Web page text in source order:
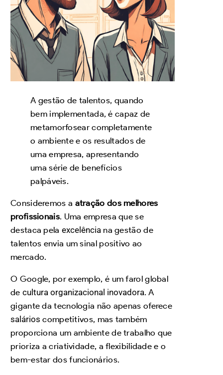
A gestão de talentos, quando
bem implementada, é capaz de
metamorfosear completamente
o ambiente e os resultados de
uma empresa, apresentando
uma série de benefícios
palpáveis.
Consideremos a atração dos melhores
profissionais. Uma empresa que se
destaca pela excelência na gestão de
talentos envia um sinal positivo ao
mercado.
O Google, por exemplo, é um farol global
de cultura organizacional inovadora. A
gigante da tecnologia não apenas oferece
salários competitivos, mas também
proporciona um ambiente de trabalho que
prioriza a criatividade, a flexibilidade e o
bem-estar dos funcionários.